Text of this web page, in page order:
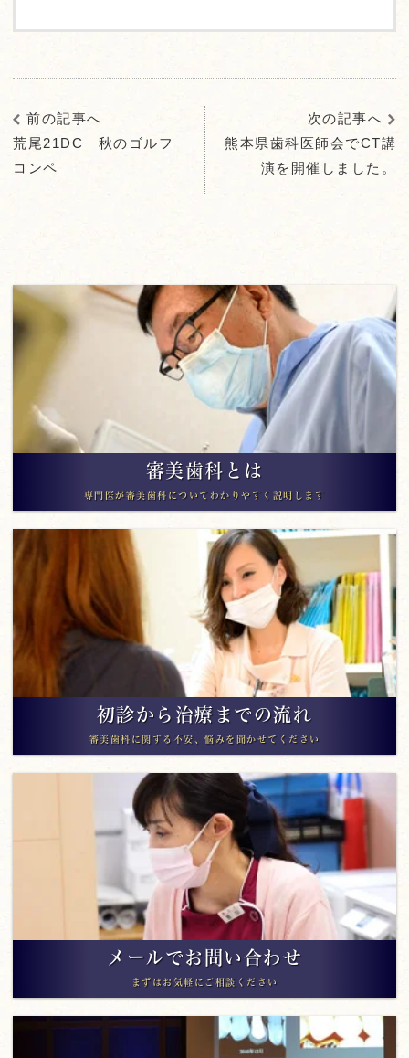
前の記事へ
荒尾21DC 秋のゴルフ
コンペ
次の記事へ
熊本県歯科医師会でCT講
演を開催しました。
審美歯科とは
専門医が審美歯科についてわかりやすく説明します
初診から治療までの流れ
審美歯科に関する不安、悩みを聞かせてください
メールでお問い合わせ
まずはお気軽にご相談ください